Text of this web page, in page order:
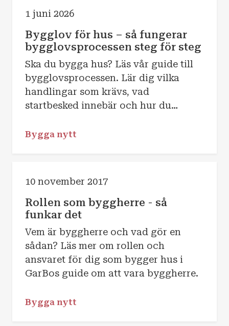
1 juni 2026
Bygglov för hus – så fungerar
bygglovsprocessen steg för steg
Ska du bygga hus? Läs vår guide till
bygglovsprocessen. Lär dig vilka
handlingar som krävs, vad
startbesked innebär och hur du
Bygga nytt
10 november 2017
Rollen som byggherre - så
funkar det
Vem är byggherre och vad gör en
sådan? Läs mer om rollen och
ansvaret för dig som bygger hus i
GarBos guide om att vara byggherre.
Bygga nytt